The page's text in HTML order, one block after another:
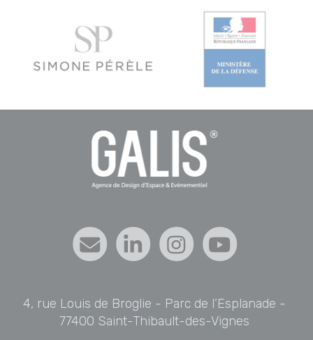
4, rue Louis de Broglie - Parc de l’Esplanade -
77400 Saint-Thibault-des-Vignes